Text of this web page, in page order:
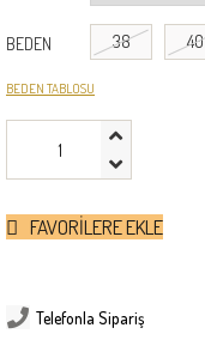
BEDEN 38 40
BEDEN TABLOSU
FAVORILERE EKLE
Telefonla Sipariş